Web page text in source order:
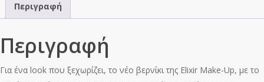
Days
#123
(Top
Matte)
Περιγραφή
Περιγραφή
Για ένα look που ξεχωρίζει, το νέο βερνίκι της Elixir Make-Up, με το